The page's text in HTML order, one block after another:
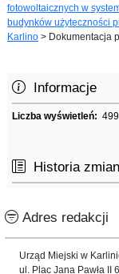
fotowoltaicznych w
budynków użyteczności
Karlino > Dokumentacja
Informacje
Liczba wyświetleń: 499
Historia zmian
Adres redakcji
Urząd Miejski w
ul. Plac Jana Pawła II 6